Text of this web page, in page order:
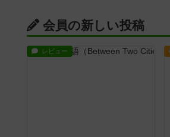
会員の新しい投稿
レビュー